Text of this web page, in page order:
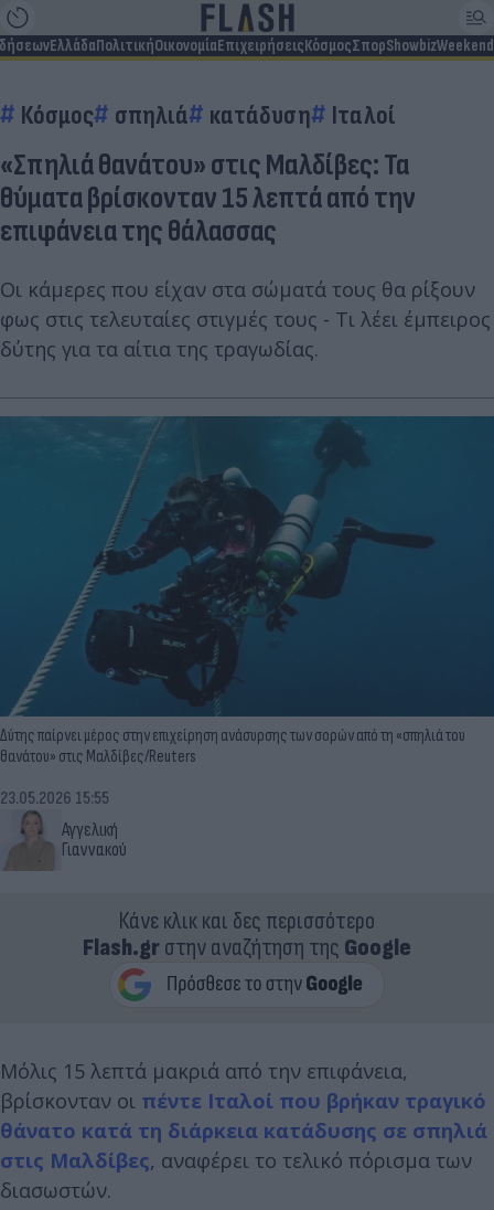
ΕλλάδαΠολιτικήΟικονομίαΕπιχειρήσειςΚόσμοςΣπορShowbizWeekend
Κόσμος σπηλιά κατάδυση Ιταλοί
«Σπηλιά θανάτου» στις Μαλδίβες: Τα
θύματα βρίσκονταν 15 λεπτά από την
επιφάνεια της θάλασσας
Οι κάμερες που είχαν στα σώματά τους θα ρίξουν
φως στις τελευταίες στιγμές τους - Τι λέει έμπειρος
δύτης για τα αίτια της τραγωδίας.
Δύτης παίρνει μέρος στην επιχείρηση ανάσυρσης των σορών από τη «σπηλιά του
θανάτου» στις Μαλδίβες/Reuters
Αγγελική
Γιαννακού
23.05.2026 15:55
Κάνε κλικ και δες περισσότερο
Flash.grστην αναζήτηση της Google
Μόλις 15 λεπτά μακριά από την επιφάνεια,
βρίσκονταν οι πέντε Ιταλοί που βρήκαν τραγικό
θάνατο κατά τη διάρκεια κατάδυσης σε σπηλιά
στις Μαλδίβες, αναφέρει το τελικό πόρισμα των
διασωστών.